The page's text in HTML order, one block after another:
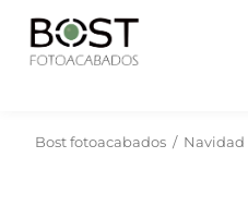
Bost fotoacabados / Navidad